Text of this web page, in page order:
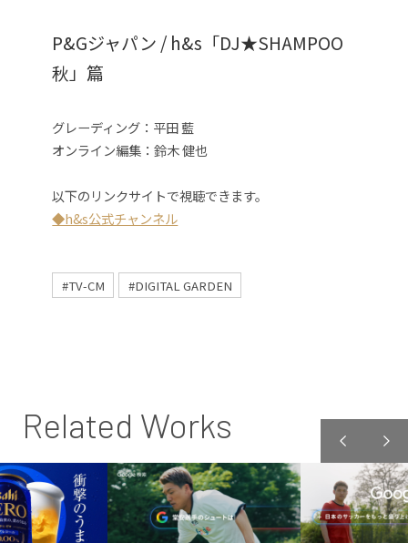
P&Gジャパン / h&s「DJ★SHAMPOO
秋」篇
グレーディング：平田 藍
オンライン編集 ：鈴木 健也
以下のリンクサイトで視聴できます。
◆h&s公式チャンネル
#TV-CM #DIGITAL GARDEN
Related Works